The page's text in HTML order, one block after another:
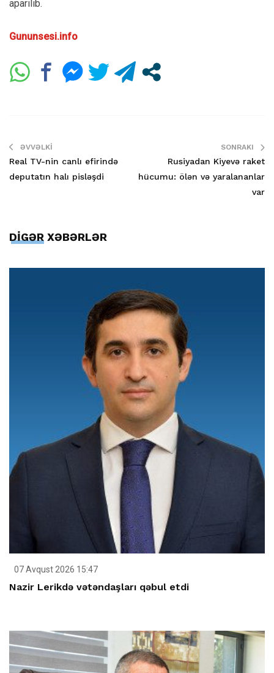
aparılıb.
Gununsesi.info
ƏVVƏLKI
Real TV-nin canlı efirində
deputatın halı pisləşdi
SONRAKI
Rusiyadan Kiyevə raket
hücumu: ölən və yaralananlar
var
DİGƏR XƏBƏRLƏR
07 Avqust 2026 15:47
Nazir Lerikdə vətəndaşları qəbul etdi